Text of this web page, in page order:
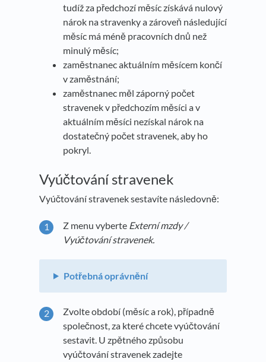
tudíž za předchozí měsíc získává nulový
nárok na stravenky a zároveň následující
měsíc má méně pracovních dnů než
minulý měsíc;
zaměstnanec aktuálním měsícem končí
v zaměstnání;
zaměstnanec měl záporný počet
stravenek v předchozím měsíci a v
aktuálním měsíci nezískal nárok na
dostatečný počet stravenek, aby ho
pokryl.
Vyúčtování stravenek
Vyúčtování stravenek sestavíte následovně:
Z menu vyberte Externí mzdy /
Vyúčtování stravenek.
Potřebná oprávnění
Zvolte období (měsíc a rok), případně
společnost, za které chcete vyúčtování
sestavit. U zpětného způsobu
vyúčtování stravenek zadejte